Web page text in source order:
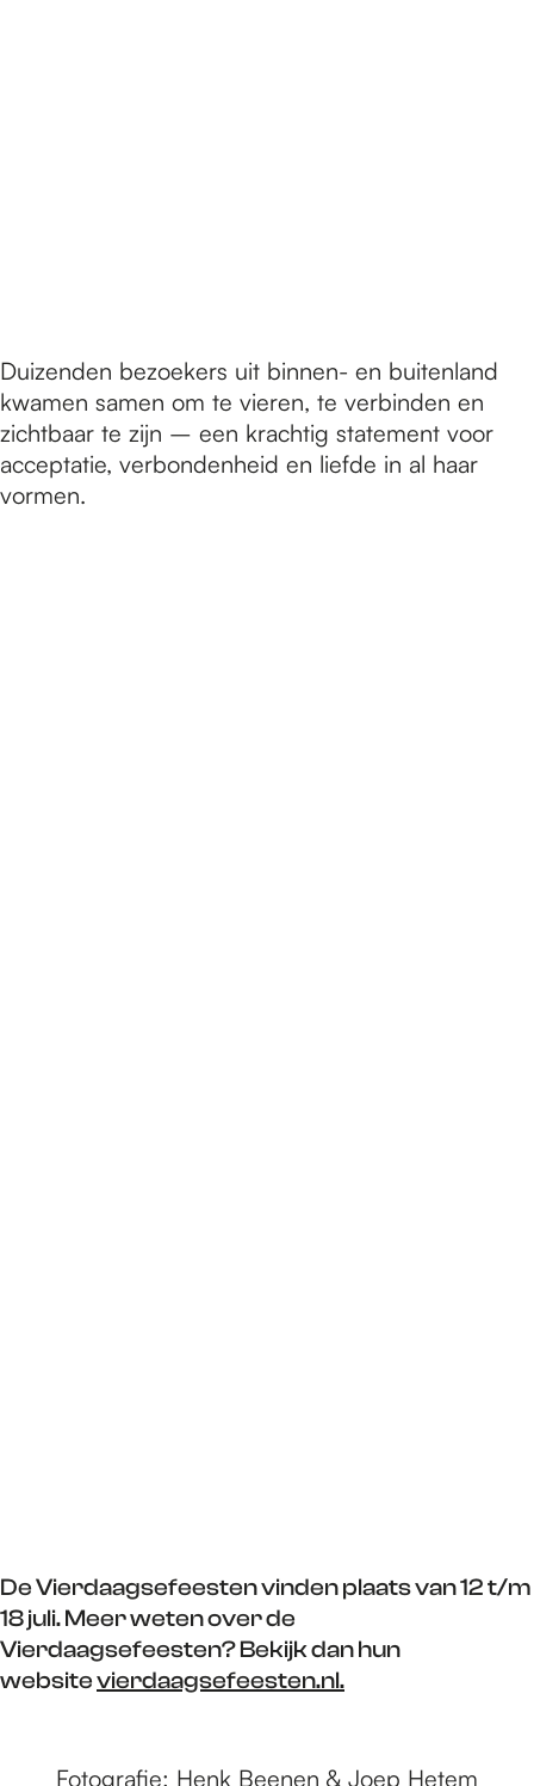
Duizenden bezoekers uit binnen- en buitenland
kwamen samen om te vieren, te verbinden en
zichtbaar te zijn – een krachtig statement voor
acceptatie, verbondenheid en liefde in al haar
vormen.
De Vierdaagsefeesten vinden plaats van 12 t/m
18 juli. Meer weten over de
Vierdaagsefeesten? Bekijk dan hun
websitevierdaagsefeesten.nl.
Fotografie: Henk Beenen & Joep Hetem